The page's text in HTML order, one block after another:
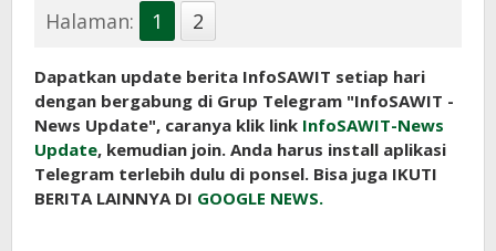
Halaman: 1 2
Dapatkan update berita InfoSAWIT setiap hari
dengan bergabung di Grup Telegram "InfoSAWIT -
News Update", caranya klik link InfoSAWIT-News
Update, kemudian join. Anda harus install aplikasi
Telegram terlebih dulu di ponsel. Bisa juga IKUTI
BERITA LAINNYA DI GOOGLE NEWS.